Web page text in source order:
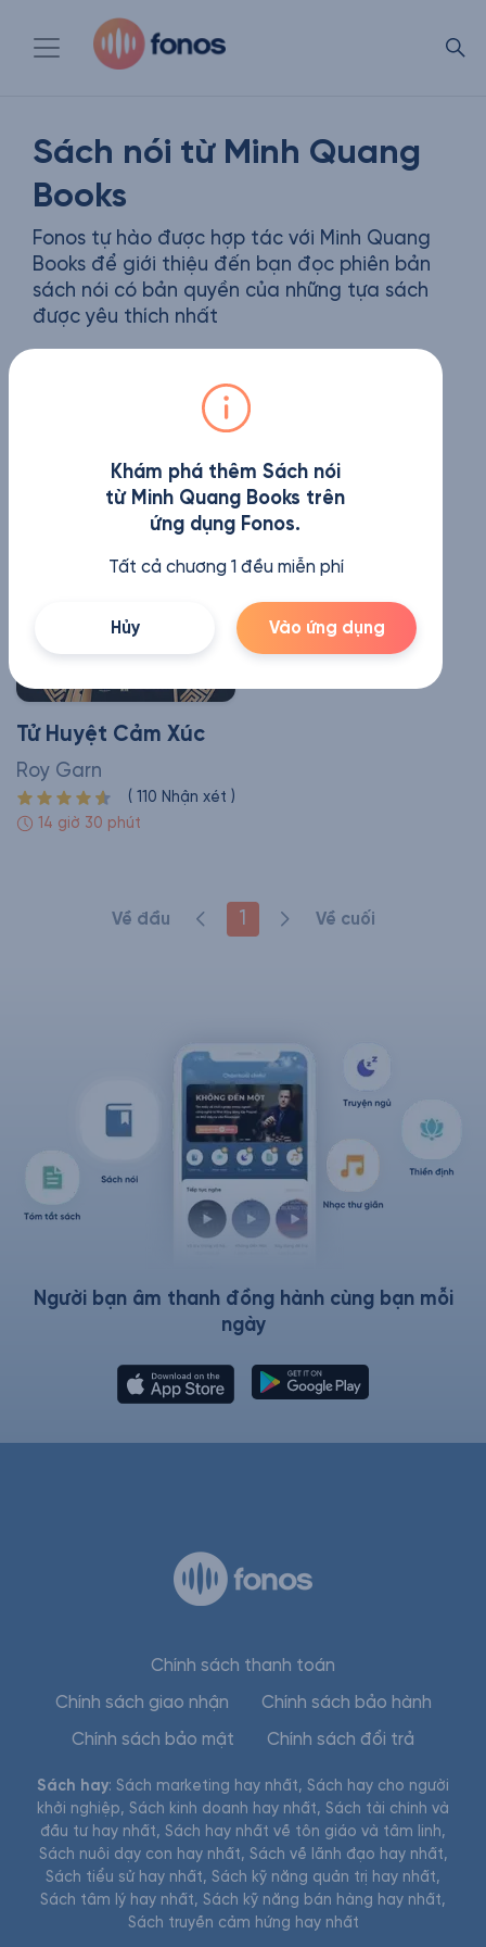
Sách nói từ Minh Quang
Books
Fonos tự hào được hợp tác với Minh Quang
Books để giới thiệu đến bạn đọc phiên bản
sách nói có bản quyền của những tựa sách
được yêu thích nhất
Tử Huyệt Cảm Xúc
Roy Garn
( 110 Nhận xét )
14 giờ 30 phút
Về đầu 1 Về cuối
Người bạn âm thanh đồng hành cùng bạn mỗi
ngày
Chính sách thanh toán
Chính sách giao nhận
Chính sách bảo hành
Chính sách bảo mật
Chính sách đổi trả
Sách hay: Sách marketing hay nhất, Sách hay cho người
khởi nghiệp, Sách kinh doanh hay nhất, Sách tài chính và
đầu tư hay nhất, Sách hay nhất về tôn giáo và tâm linh,
Sách nuôi dạy con hay nhất, Sách về lãnh đạo hay nhất,
Sách tiểu sử hay nhất, Sách kỹ năng quản trị hay nhất,
Sách tâm lý hay nhất, Sách kỹ năng bán hàng hay nhất,
Sách truyền cảm hứng hay nhất
Khám phá thêm Sách nói
từ Minh Quang Books trên
ứng dụng Fonos.
Tất cả chương 1 đều miễn phí
Hủy Vào ứng dụng